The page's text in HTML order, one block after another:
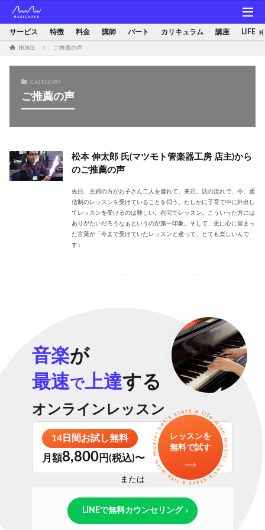
サービス 特徴 料金 講師 パート カリキュラム 講座 LIFE
HOME ご推薦の声
CATEGORY
ご推薦の声
松本 伸太郎 氏(マツモト管楽器工房 店主)から
のご推薦の声
先日、主婦の方がお子さん二人を連れて、来店。話の流れで、今、通
信制のレッスンを受けていることを伺う。たしかに子育て中に外出し
てレッスンを受けるのは難しい。在宅でレッスン。こういった方には
ありがたいだろうなぁというのが第一印象。そして、更に心に留まっ
た言葉が「今まで受けていたレッスンと違って、とても楽しいんで
す」
音楽が
最速で上達する
オンラインレッスン
14日間お試し無料
月額8,800円(税込)〜
レッスンを
無料で試す
または
LINEで無料カウンセリング